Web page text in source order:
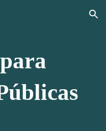
Skip to navigation